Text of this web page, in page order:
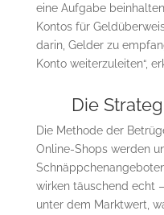
eine Aufgabe
Kontos für
darin, Gelder zu
Konto weiterzuleiten“,
Die
Die Methode der
Online-Shops werden
wirken täuschend echt
unter dem Marktwert,